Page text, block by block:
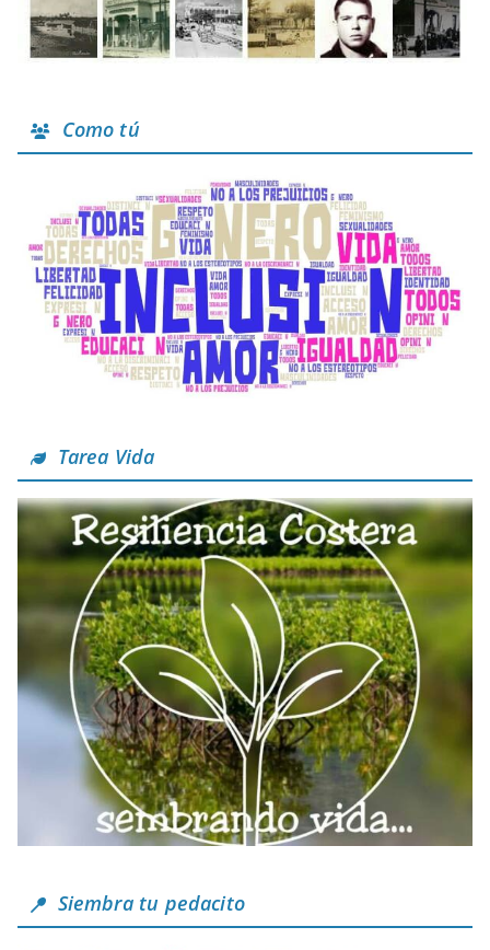
Como tú
Tarea Vida
Siembra tu pedacito